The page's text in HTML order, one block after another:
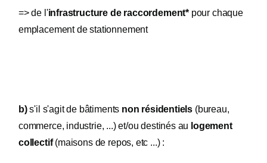
=> de l'infrastructure de raccordement*pour chaque
emplacement de stationnement
b)s'il s'agit de bâtiments non résidentiels (bureau,
commerce, industrie, ...) et/ou destinés au logement
collectif(maisons de repos, etc ...) :